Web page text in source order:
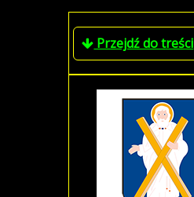
Przejdź do treści